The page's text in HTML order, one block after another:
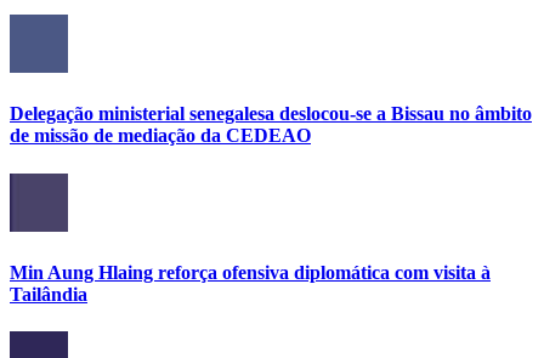
Delegação ministerial senegalesa deslocou-se a Bissau no âmbito
de missão de mediação da CEDEAO
Min Aung Hlaing reforça ofensiva diplomática com visita à
Tailândia